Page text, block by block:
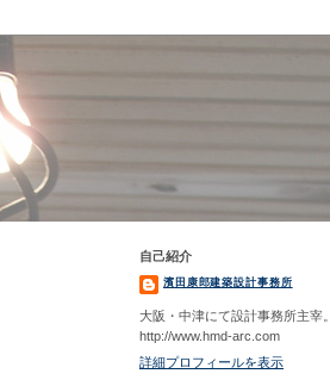
自己紹介
濱田康郎建築設計事務所
大阪・中津にて設計事務所主宰。
http://www.hmd-arc.com
詳細プロフィールを表示